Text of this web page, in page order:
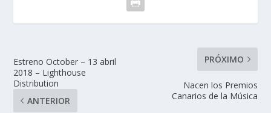
Estreno October – 13 abril
2018 – Lighthouse
Distribution
ANTERIOR
PRÓXIMO
Nacen los Premios
Canarios de la Música